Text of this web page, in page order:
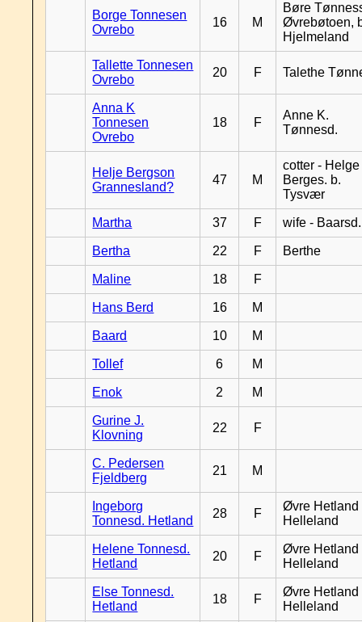
Borge Tonnesen
Ovrebo
16 M
Børe
Øvrebøtoen,
Hjelmeland
Tallette Tonnesen
Ovrebo
20 F Talethe
Anna K
Tonnesen
Ovrebo
18 F
Anne K.
Tønnesd.
Helje Bergson
Grannesland?
47 M
cotter - Helge
Berges. b.
Tysvær
Martha 37 F wife - Baarsd.
Bertha 22 F Berthe
Maline 18 F
Hans Berd 16 M
Baard 10 M
Tollef 6 M
Enok 2 M
Gurine J.
Klovning
22 F
C. Pedersen
Fjeldberg
21 M
Ingeborg
Tonnesd. Hetland
28 F
Øvre Hetland
Helleland
Helene Tonnesd.
Hetland
20 F
Øvre Hetland
Helleland
Else Tonnesd.
Hetland
18 F
Øvre Hetland
Helleland